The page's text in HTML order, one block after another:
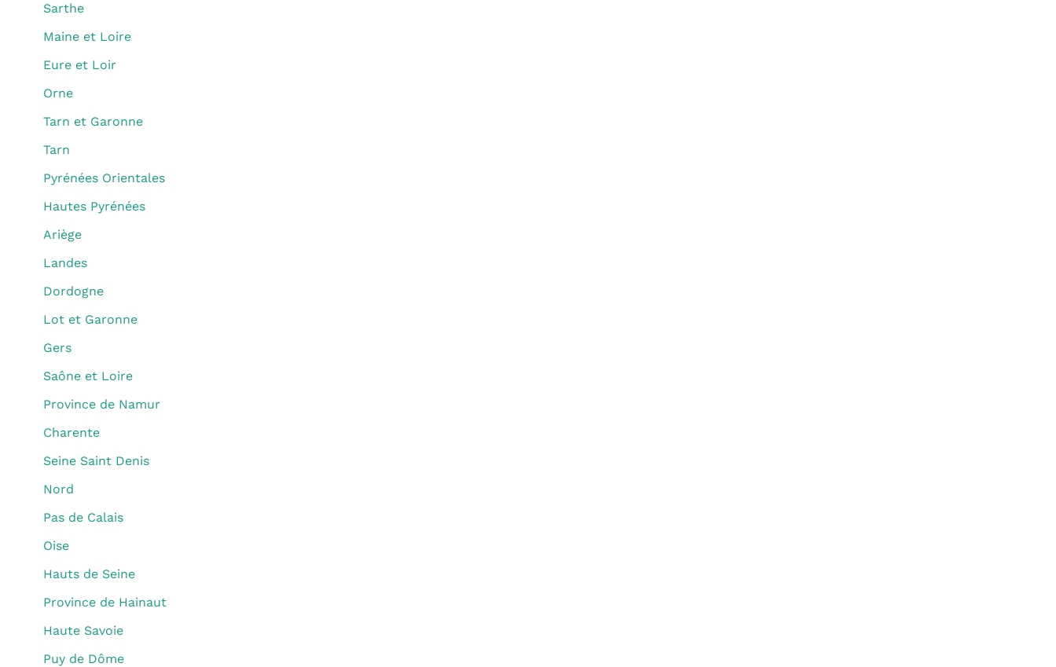
Sarthe
Maine et Loire
Eure et Loir
Orne
Tarn et Garonne
Tarn
Pyrénées Orientales
Hautes Pyrénées
Ariège
Landes
Dordogne
Lot et Garonne
Gers
Saône et Loire
Province de Namur
Charente
Seine Saint Denis
Nord
Pas de Calais
Oise
Hauts de Seine
Province de Hainaut
Haute Savoie
Puy de Dôme